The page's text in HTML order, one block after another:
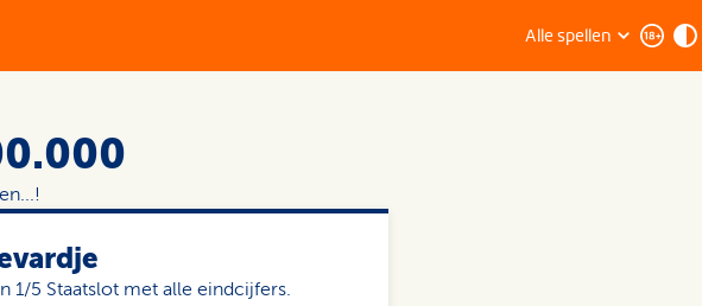
Alle spellen
1/5 Staats­lot met alle eindcijfers.